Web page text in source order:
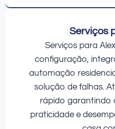
Serviços
Serviços para
configuração,
automação
solução de falhas.
rápido garantindo
praticidade e